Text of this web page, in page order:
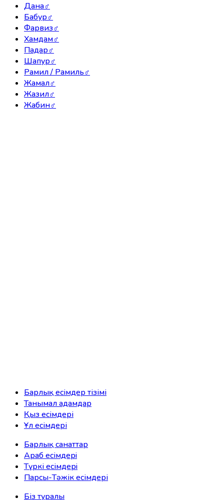
Дана♂
Бабур♂
Фарвиз♂
Хамдам♂
Падар♂
Шапур♂
Рамил / Рамиль♂
Жамал♂
Жазил♂
Жабин♂
Барлық есімдер тізімі
Танымал адамдар
Қыз есімдері
Ұл есімдері
Барлық санаттар
Араб есімдерi
Түркі есімдерi
Парсы-Тәжік есімдері
Біз туралы